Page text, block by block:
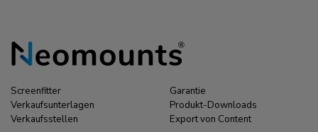
Screenfitter
Verkaufsunterlagen
Verkaufsstellen
Garantie
Produkt-Downloads
Export von Content